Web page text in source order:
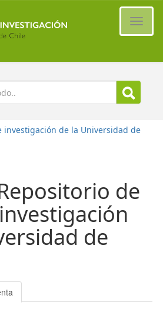
investigación de la Universidad de
de
de